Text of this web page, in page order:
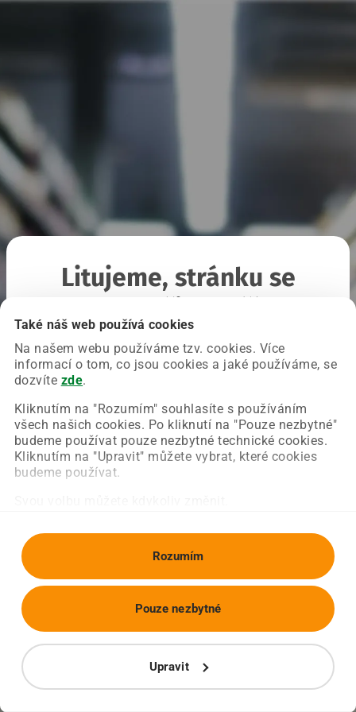
Také náš web používá cookies
Na našem webu používáme tzv. cookies. Více
informací o tom, co jsou cookies a jaké používáme, se
dozvíte zde.
Kliknutím na "Rozumím" souhlasíte s používáním
všech našich cookies. Po kliknutí na "Pouze nezbytné"
budeme používat pouze nezbytné technické cookies.
Kliknutím na "Upravit" můžete vybrat, které cookies
budeme používat.
Rozumím
Upravit
Pouze nezbytné
Litujeme, stránku se
Chyba nastala na naší straně a už ji opravujeme.
Zkuste prosím znovu načíst požadovanou stránku.
Obnovit stránku Úvodní strana